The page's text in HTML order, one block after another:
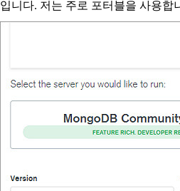
입니다. 저는 주로 포터블을 사용합